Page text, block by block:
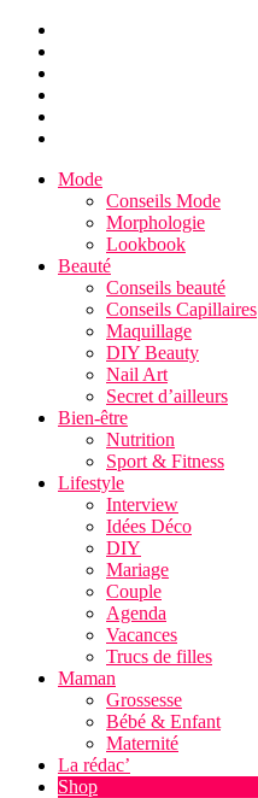
Mode
Conseils Mode
Morphologie
Lookbook
Beauté
Conseils beauté
Conseils Capillaires
Maquillage
DIY Beauty
Nail Art
Secret d’ailleurs
Bien-être
Nutrition
Sport & Fitness
Lifestyle
Interview
Idées Déco
DIY
Mariage
Couple
Agenda
Vacances
Trucs de filles
Maman
Grossesse
Bébé & Enfant
Maternité
La rédac’
Shop